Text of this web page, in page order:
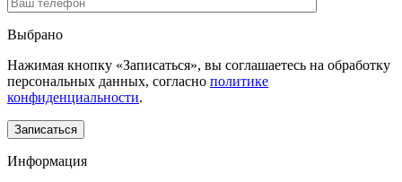
Выбрано
Нажимая кнопку «Записаться», вы соглашаетесь на обработку
персональных данных, согласно политике
конфиденциальности.
Информация